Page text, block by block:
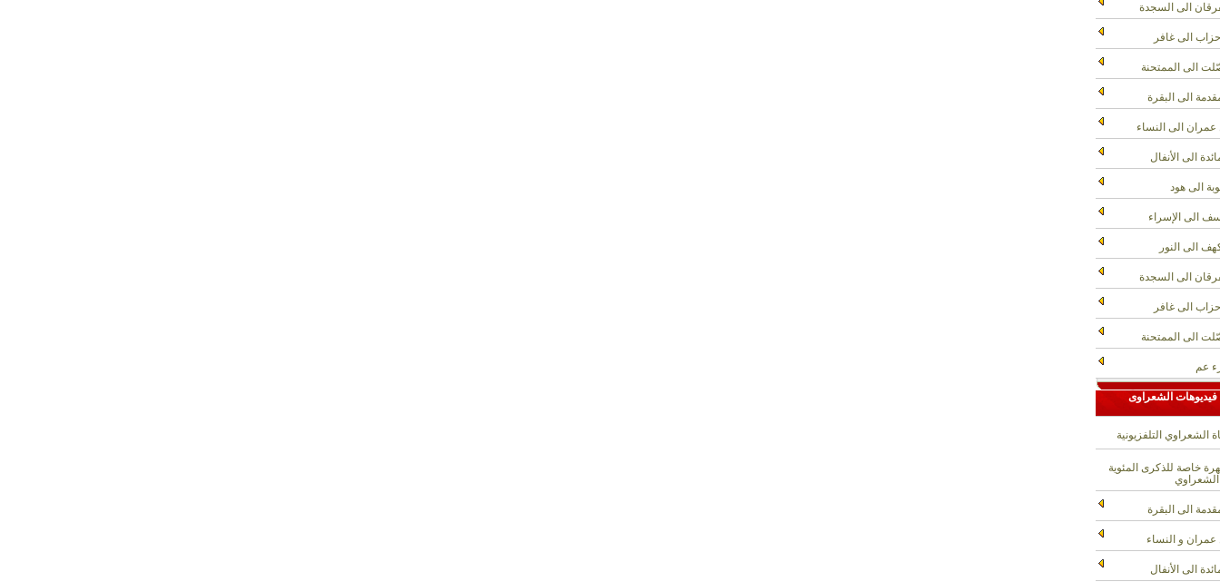
الى السجدة
الى غافر
الى الممتحنة
الى البقرة
الى النساء
الى الأنفال
الى هود
الى الإسراء
الى النور
الى السجدة
الى غافر
الى الممتحنة
عم
فيديوهات الشعراوى
الشعراوي التلفزيونية
خاصة للذكرى المئوية
الى البقرة
و النساء
الى الأنفال